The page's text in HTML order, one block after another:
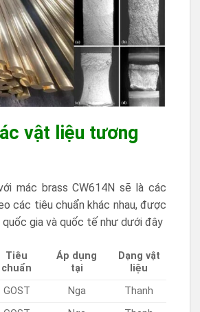
vật liệu tương
mác brass CW614N sẽ là các
các tiêu chuẩn khác nhau, được
quốc gia và quốc tế như dưới đây
Tiêu
chuẩn
Áp dụng
tại
Dạng vật
liệu
GOST Nga
Thanh